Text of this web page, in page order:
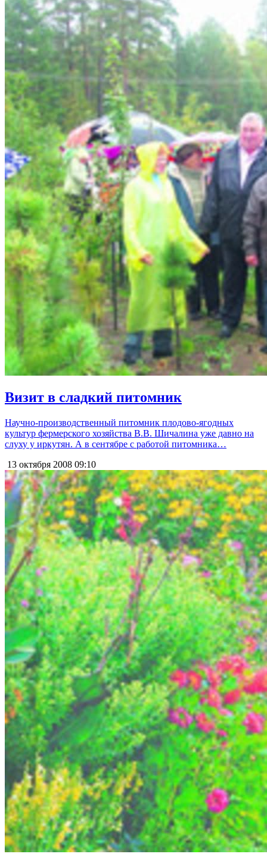
Визит в сладкий питомник
Научно-производственный питомник плодово-ягодных
культур фермерского хозяйства В.В. Шичалина уже давно на
слуху у иркутян. А в сентябре с работой питомника…
13 октября 2008 09:10